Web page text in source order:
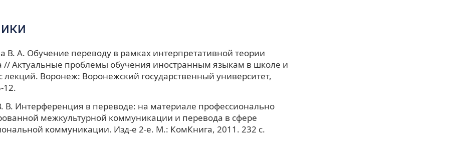
В. А. Обучение переводу в рамках интерпретативной теории
// Актуальные проблемы обучения иностранным языкам в школе и
лекций. Воронеж: Воронежский государственный университет,
12.
В. Интерференция в переводе: на материале профессионально
межкультурной коммуникации и перевода в сфере
коммуникации. Изд-е 2-е. М.: КомКнига, 2011. 232 с.